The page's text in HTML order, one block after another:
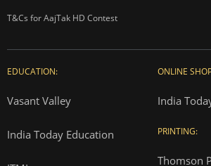
T&Cs for AajTak HD Contest
EDUCATION:
Vasant Valley
India Today Education
ONLINE
India
PRINTING:
Thomson